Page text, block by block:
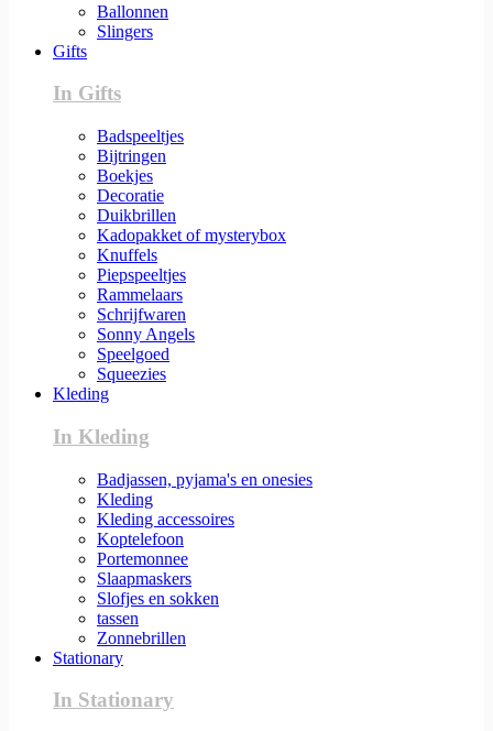
Ballonnen
Slingers
Gifts
In Gifts
Badspeeltjes
Bijtringen
Boekjes
Decoratie
Duikbrillen
Kadopakket of mysterybox
Knuffels
Piepspeeltjes
Rammelaars
Schrijfwaren
Sonny Angels
Speelgoed
Squeezies
Kleding
In Kleding
Badjassen, pyjama's en onesies
Kleding
Kleding accessoires
Koptelefoon
Portemonnee
Slaapmaskers
Slofjes en sokken
tassen
Zonnebrillen
Stationary
In Stationary